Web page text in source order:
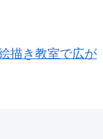
描き教室で広が